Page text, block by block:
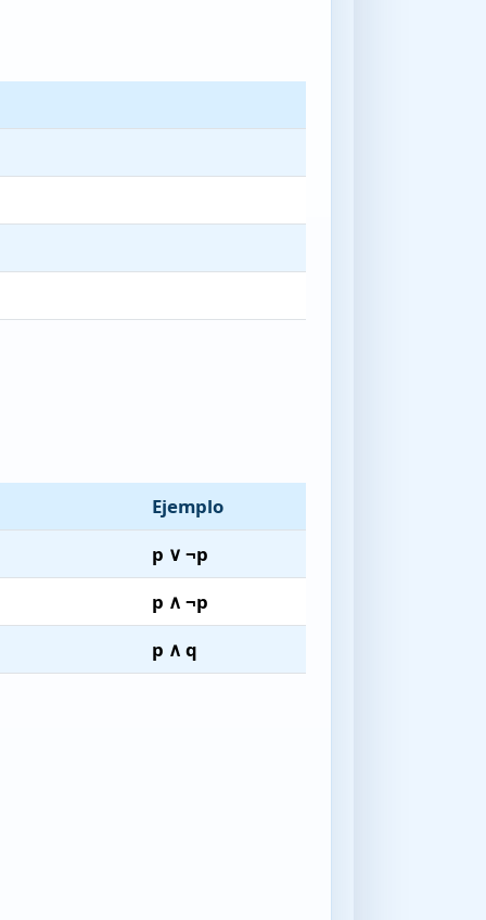
Ejemplo
p ∨ ¬p
p ∧ ¬p
p ∧ q